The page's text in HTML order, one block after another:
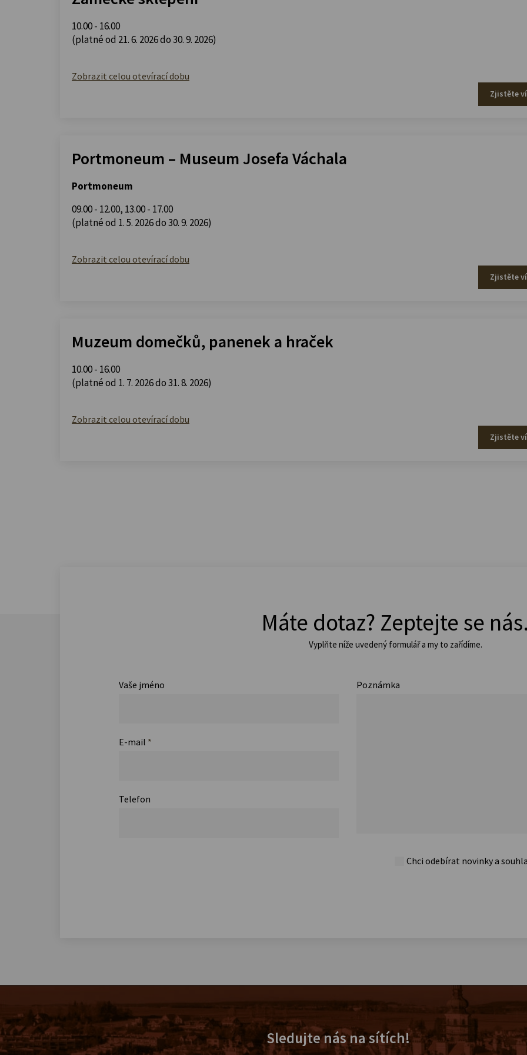
10.00 - 16.00
(platné od 21. 6. 2026 do 30. 9. 2026)
Zobrazit celou otevírací dobu
Zjistěte
Portmoneum – Museum Josefa Váchala
Portmoneum
09.00 - 12.00, 13.00 - 17.00
(platné od 1. 5. 2026 do 30. 9. 2026)
Zobrazit celou otevírací dobu
Zjistěte
Muzeum domečků, panenek a hraček
10.00 - 16.00
(platné od 1. 7. 2026 do 31. 8. 2026)
Zobrazit celou otevírací dobu
Zjistěte
Máte dotaz? Zeptejte se
Vyplňte níže uvedený formulář a my to zařídíme.
Vaše jméno
E-mail *
Telefon
Poznámka
Chci odebírat novinky a
Sledujte nás na sítích!